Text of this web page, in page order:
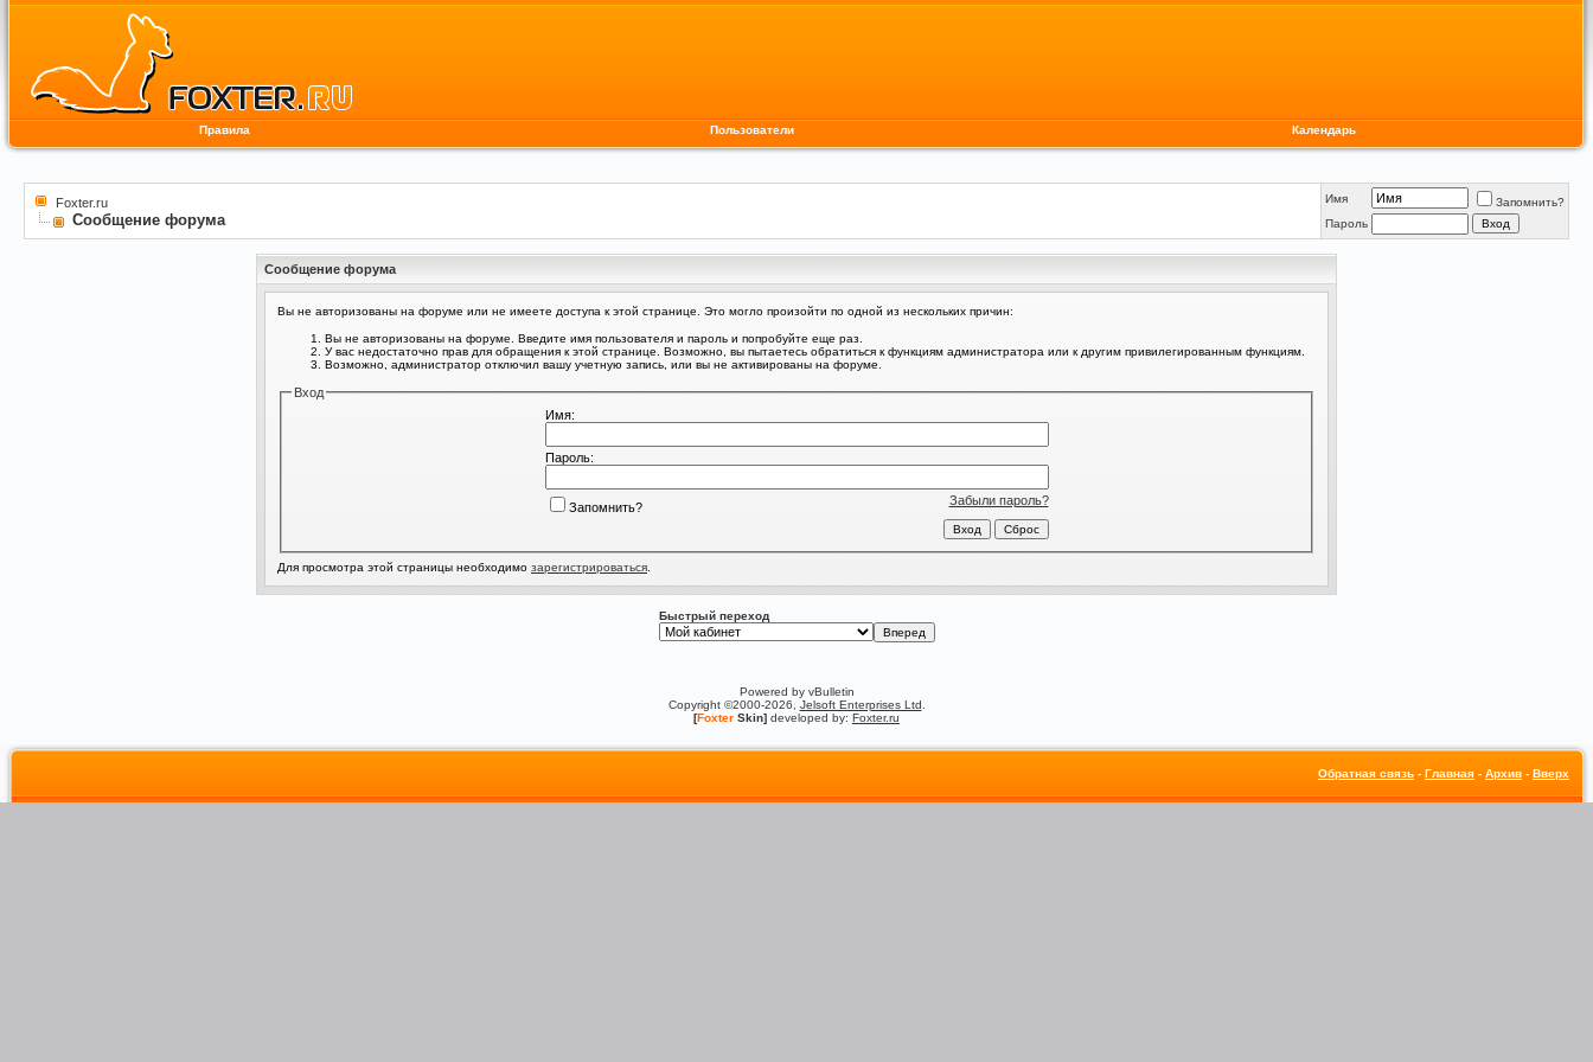
Правила Пользователи Календарь
Foxter.ru
Сообщение форума
Имя
Запомнить?
Пароль
Сообщение форума
Вы не авторизованы на форуме или не имеете доступа к этой странице. Это могло произойти по одной из нескольких причин:
Вы не авторизованы на форуме. Введите имя пользователя и пароль и попробуйте еще раз.
У вас недостаточно прав для обращения к этой странице. Возможно, вы пытаетесь обратиться к функциям администратора или к другим привилегированным функциям.
Возможно, администратор отключил вашу учетную запись, или вы не активированы на форуме.
Вход
Имя:
Пароль:
Забыли пароль?
Запомнить?
Для просмотра этой страницы необходимо зарегистрироваться
Быстрый переход
Powered by vBulletin
Copyright ©2000-2026, Jelsoft Enterprises Ltd
[Foxter Skin] developed by: Foxter.ru
Обратная связь - Главная - Архив - Вверх